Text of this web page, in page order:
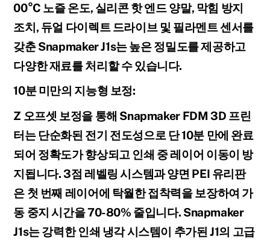
00°C 노즐 온도, 실리콘 핫 엔드 양말, 막힘 방지
조치, 듀얼 다이렉트 드라이브 및 필라멘트 센서를
갖춘 Snapmaker J1s는 높은 정밀도를 제공하고
다양한 재료를 처리할 수 있습니다.
10분 미만의 지능형 보정:
Z 오프셋 보정을 통해 Snapmaker FDM 3D 프린
터는 단순화된 전기 전도성으로 단 10분 만에 완료
되어 정확도가 향상되고 인쇄 중 레이어 이동이 방
지됩니다. 3점 레벨링 시스템과 양면 PEI 유리판
은 첫 번째 레이어에 탁월한 접착력을 보장하여 가
동 중지 시간을 70-80% 줄입니다. Snapmaker
J1s는 강력한 인쇄 냉각 시스템이 추가된 J1의 고급